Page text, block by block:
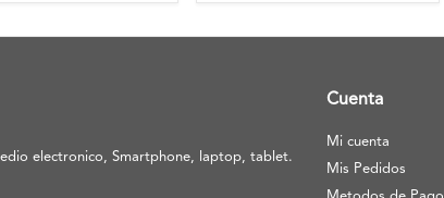
electronico, Smartphone, laptop, tablet.
Cuenta
Mi cuenta
Mis Pedidos